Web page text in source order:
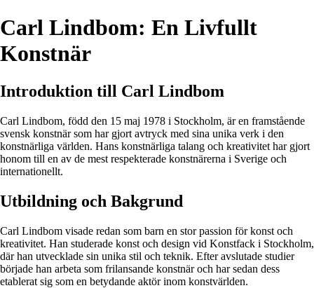
Carl Lindbom: En Livfullt
Konstnär
Introduktion till Carl Lindbom
Carl Lindbom, född den 15 maj 1978 i Stockholm, är en framstående
svensk konstnär som har gjort avtryck med sina unika verk i den
konstnärliga världen. Hans konstnärliga talang och kreativitet har gjort
honom till en av de mest respekterade konstnärerna i Sverige och
internationellt.
Utbildning och Bakgrund
Carl Lindbom visade redan som barn en stor passion för konst och
kreativitet. Han studerade konst och design vid Konstfack i Stockholm,
där han utvecklade sin unika stil och teknik. Efter avslutade studier
började han arbeta som frilansande konstnär och har sedan dess
etablerat sig som en betydande aktör inom konstvärlden.